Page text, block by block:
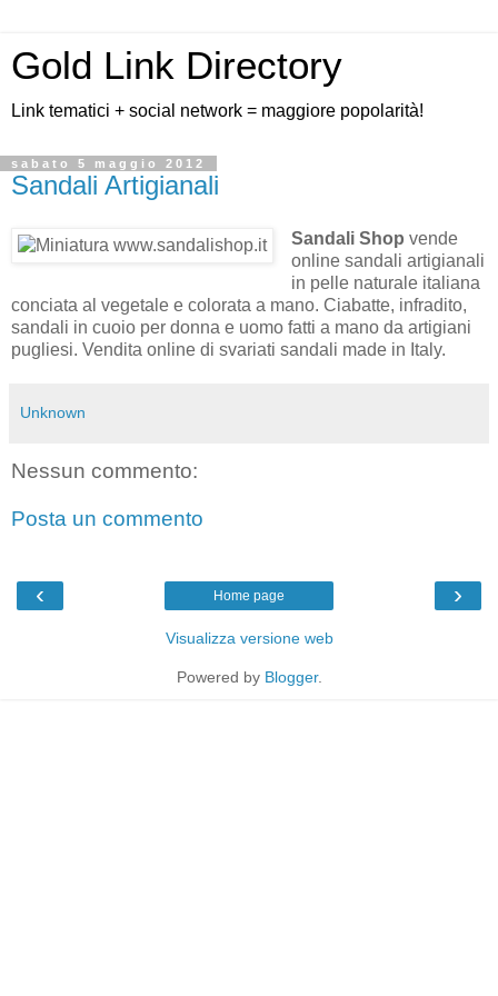
Gold Link Directory
Link tematici + social network = maggiore popolarità!
sabato 5 maggio 2012
Sandali Artigianali
Sandali Shop vende
online sandali artigianali
in pelle naturale italiana
conciata al vegetale e colorata a mano. Ciabatte, infradito,
sandali in cuoio per donna e uomo fatti a mano da artigiani
pugliesi. Vendita online di svariati sandali made in Italy.
Unknown
Nessun commento:
Posta un commento
‹ ›
Home page
Visualizza versione web
Powered by Blogger.